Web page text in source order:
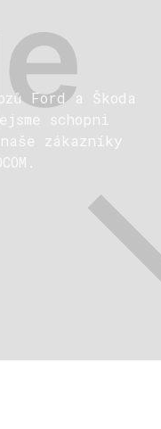
Ford a Škoda
schopni
zákazníky